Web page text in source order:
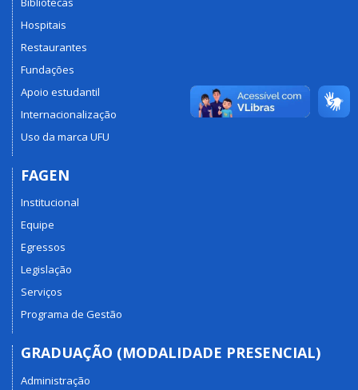
Hospitais
Restaurantes
Fundações
Apoio estudantil
Internacionalização
Uso da marca UFU
FAGEN
Institucional
Equipe
Egressos
Legislação
Serviços
Programa de Gestão
GRADUAÇÃO (MODALIDADE PRESENCIAL)
Administração